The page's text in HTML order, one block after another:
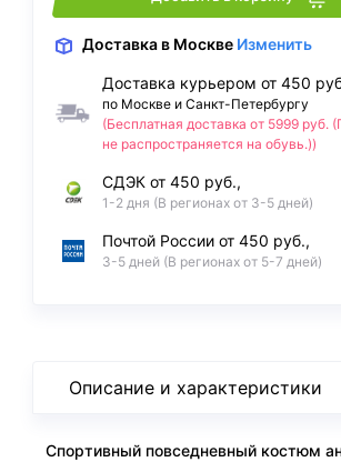
Доставка в Москве Изменить
Доставка курьером от 450
по Москве и Санкт-Петербургу
(Бесплатная доставка от 5999 руб.
не распространяется на обувь.))
СДЭК от 450 руб.,
1-2 дня (В регионах от 3-5 дней)
Почтой России от 450 руб.,
3-5 дней (В регионах от 5-7 дней)
Описание и характеристики
Спортивный повседневный костюм